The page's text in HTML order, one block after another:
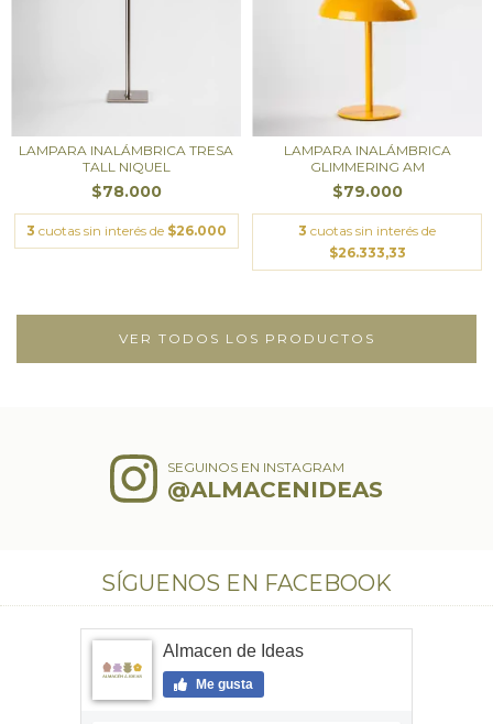
LAMPARA INALÁMBRICA TRESA
TALL NIQUEL
$78.000
3 cuotas sin interés de $26.000
LAMPARA INALÁMBRICA
GLIMMERING AM
$79.000
3 cuotas sin interés de
$26.333,33
VER TODOS LOS PRODUCTOS
SEGUINOS EN INSTAGRAM
@ALMACENIDEAS
SÍGUENOS EN FACEBOOK
Almacen de Ideas
Me gusta